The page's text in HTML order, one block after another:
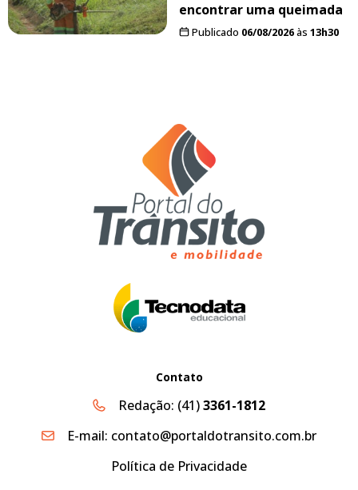
encontrar uma queimada
Publicado 06/08/2026às 13h30
Contato
Redação: (41)3361-1812
E-mail: contato@portaldotransito.com.br
Política de Privacidade